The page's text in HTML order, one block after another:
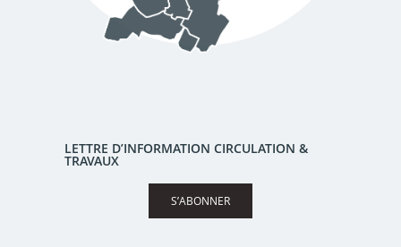
LETTRE D’INFORMATION CIRCULATION &
TRAVAUX
S’ABONNER